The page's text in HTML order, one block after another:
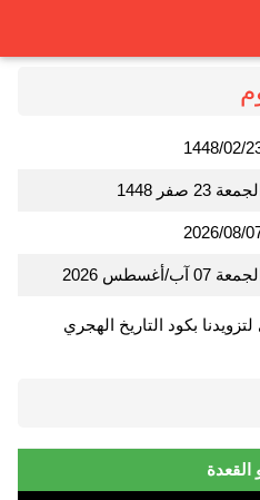
1448/02/
23 صفر 1448
2026/08/
07 آب/أغسطس 2026
لتزويدنا بكود التاريخ الهجري
القعدة